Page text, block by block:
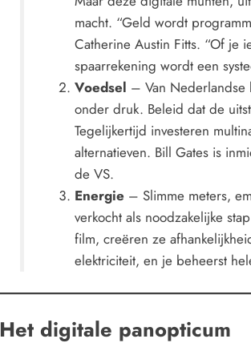
macht. “Geld wordt
Catherine Austin Fitts. “Of je
spaarrekening wordt een
Voedsel – Van Nederlandse
onder druk. Beleid dat de
Tegelijkertijd investeren
alternatieven. Bill Gates is
de VS.
Energie – Slimme meters,
verkocht als noodzakelijke
film, creëren ze
elektriciteit, en je beheerst
Het digitale panopticum